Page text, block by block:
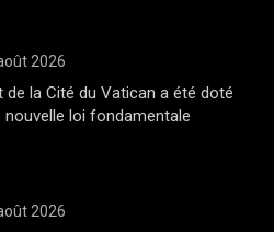
2026
de la Cité du Vatican a été doté
nouvelle loi fondamentale
2026